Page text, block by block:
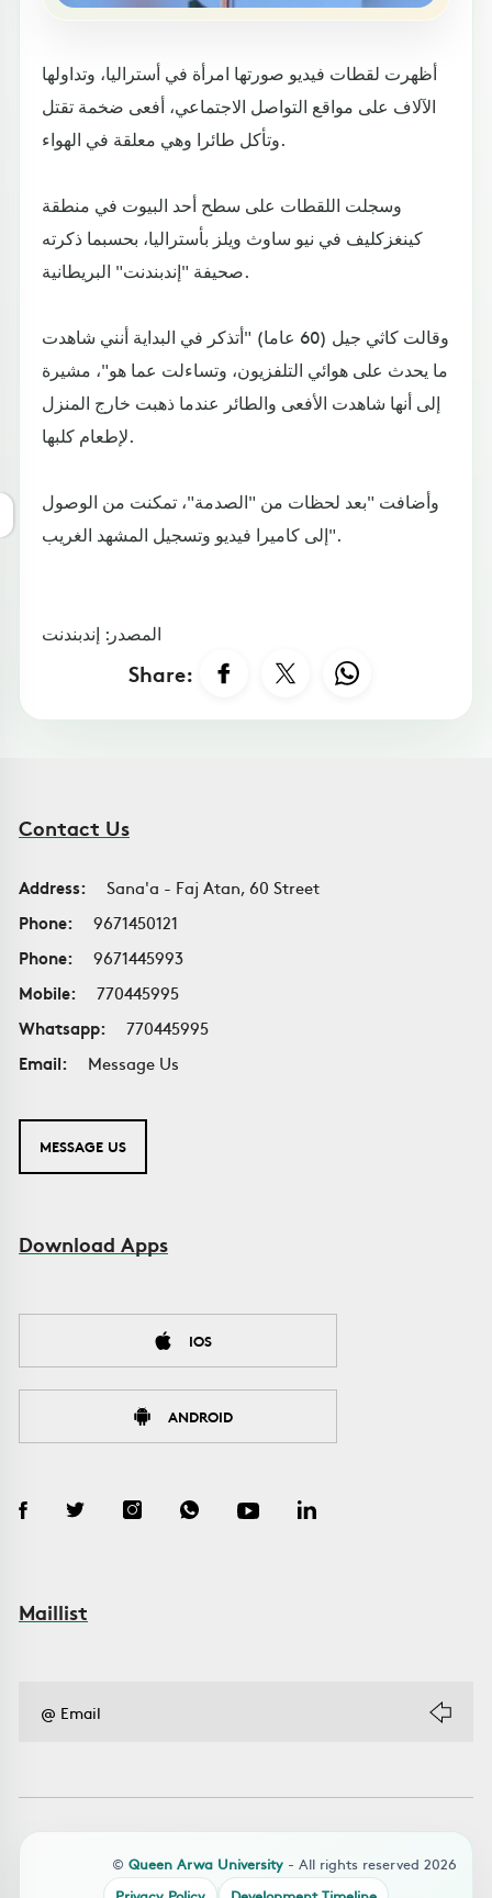
أظهرت لقطات فيديو صورتها امرأة في أستراليا، وتداولها
الآلاف على مواقع التواصل الاجتماعي، أفعى ضخمة تقتل
وتأكل طائرا وهي معلقة في الهواء.
وسجلت اللقطات على سطح أحد البيوت في منطقة
كينغزكليف في نيو ساوث ويلز بأستراليا، بحسبما ذكرته
صحيفة "إندبندنت" البريطانية.
وقالت كاثي جيل (60 عاما) "أتذكر في البداية أنني شاهدت
ما يحدث على هوائي التلفزيون، وتساءلت عما هو"، مشيرة
إلى أنها شاهدت الأفعى والطائر عندما ذهبت خارج المنزل
لإطعام كلبها.
وأضافت "بعد لحظات من "الصدمة"، تمكنت من الوصول
إلى كاميرا فيديو وتسجيل المشهد الغريب".
المصدر: إندبندنت
Share:
Contact Us
Address:
Sana'a - Faj Atan, 60 Street
Phone:
9671450121
Phone:
9671445993
Mobile:
770445995
Whatsapp:
770445995
Email:
Message Us
MESSAGE US
Download Apps
IOS
ANDROID
Maillist
© Queen Arwa University - All rights reserved 2026